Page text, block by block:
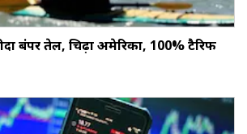
बंपर तेल, चिढ़ा अमेरिका, 100% टैरिफ